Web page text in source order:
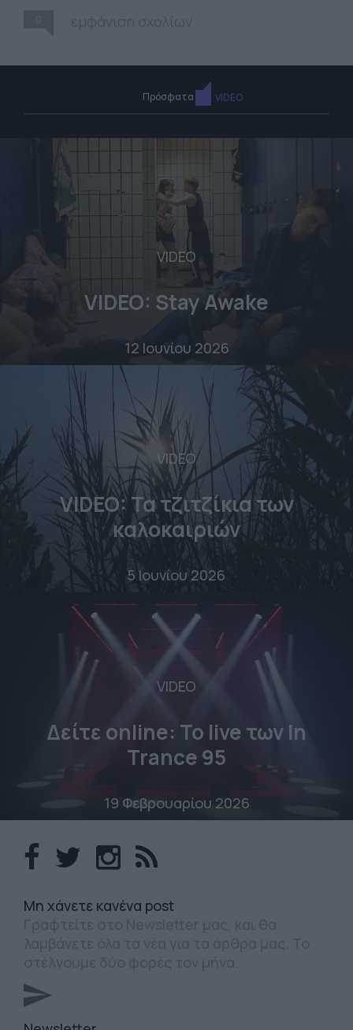
Πρόσφατα VIDEO
VIDEO
VIDEO: Stay Awake
12 Ιουνίου 2026
VIDEO
VIDEO: Τα τζιτζίκια των
καλοκαιριών
5 Ιουνίου 2026
VIDEO
Δείτε online: To live των In
Trance 95
19 Φεβρουαρίου 2026
Mη χάνετε κανένα post